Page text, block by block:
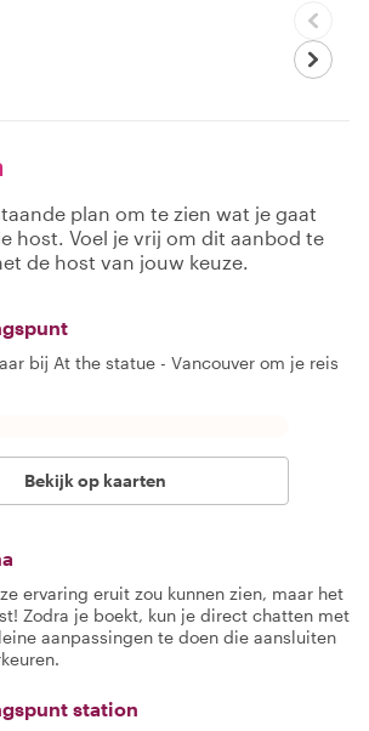
plan om te zien wat je gaat
host. Voel je vrij om dit aanbod te
de host van jouw keuze.
bij At the statue - Vancouver om je reis
Bekijk op kaarten
ervaring eruit zou kunnen zien, maar het
Zodra je boekt, kun je direct chatten met
aanpassingen te doen die aansluiten
station